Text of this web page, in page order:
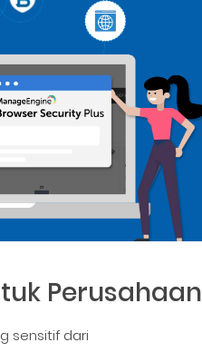
Perusahaan
sensitif dari